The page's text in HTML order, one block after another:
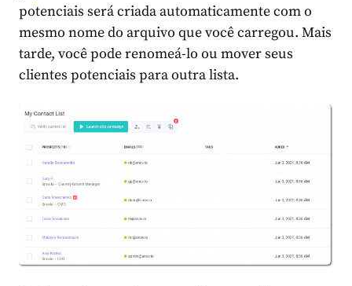
potenciais será criada automaticamente com o
mesmo nome do arquivo que você carregou. Mais
tarde, você pode renomeá-lo ou mover seus
clientes potenciais para outra lista.